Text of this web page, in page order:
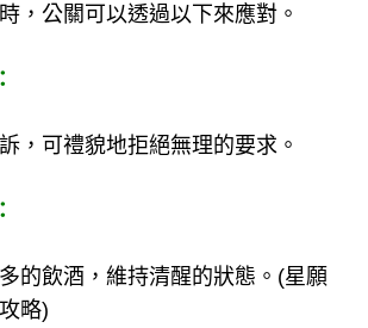
，公關可以透過以下來應對。
，可禮貌地拒絕無理的要求。
的飲酒，維持清醒的狀態。(星願
略)